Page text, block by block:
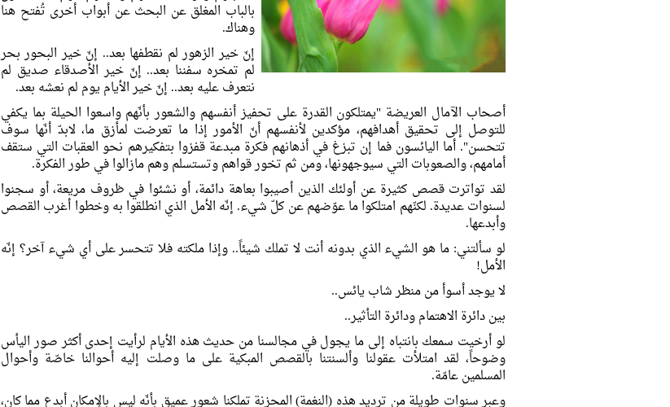
بالباب المغلق عن البحث عن أبواب أخرى تُفتح هنا
وهناك.
إنّ خير الزهور لم نقطفها بعد.. إنّ خير البحور بحر
لم تمخره سفننا بعد.. إنّ خير الأصدقاء صديق لم
نتعرف عليه بعد.. إنّ خير الأيام يوم لم نعشه بعد.
أصحاب الآمال العريضة "يمتلكون القدرة على تحفيز أنفسهم والشعور بأنّهم واسعوا الحيلة بما يكفي
للتوصل إلى تحقيق أهدافهم، مؤكدين لأنفسهم أنّ الأمور إذا ما تعرضت لمأزق ما، لابدّ أنّها سوف
تتحسن". أما اليائسون فما إن تبزغ في أذهانهم فكرة مبدعة قفزوا بتفكيرهم نحو العقبات التي ستقف
أمامهم، والصعوبات التي سيوجهونها، ومن ثم تخور قواهم وتستسلم وهم مازالوا في طور الفكرة.
لقد تواترت قصص كثيرة عن أولئك الذين أصيبوا بعاهة دائمة، أو نشئوا في ظروف مريعة، أو سجنوا
لسنوات عديدة. لكنّهم امتلكوا ما عوّضهم عن كلّ شيء. إنّه الأمل الذي انطلقوا به وخطوا أغرب القصص
وأبدعها.
لو سألتني: ما هو الشيء الذي بدونه أنت لا تملك شيئاً.. وإذا ملكته فلا تتحسر على أي شيء آخر؟ إنّه
الأمل!
لا يوجد أسوأ من منظر شاب يائس..
بين دائرة الاهتمام ودائرة التأثير..
لو أرخيت سمعك بانتباه إلى ما يجول في مجالسنا من حديث هذه الأيام لرأيت إحدى أكثر صور اليأس
وضوحاً، لقد امتلأت عقولنا وألسنتنا بالقصص المبكية على ما وصلت إليه أحوالنا خاصّة وأحوال
المسلمين عامّة.
وعبر سنوات طويلة من ترديد هذه (النغمة) المحزنة تملكنا شعور عميق بأنّه ليس بالإمكان أبدع مما كان،